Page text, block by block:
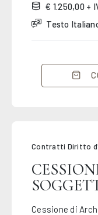
€ 1.250,00 +
Testo
Contratti Diritto
Cessione di